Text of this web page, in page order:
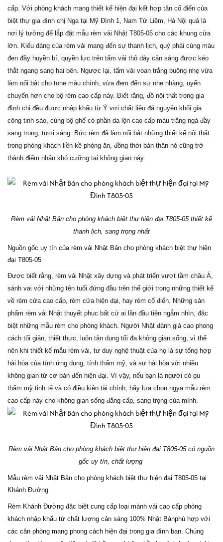
cấp. Với phòng khách mang thiết kế hiện đại kết hợp tân cổ điển của
biệt thự gia đình chị Nga tại Mỹ Đình 1, Nam Từ Liêm, Hà Nội quả là
nơi lý tưởng để lắp đặt mẫu rèm vải Nhật T805-05 cho các khung cửa
lớn. Kiểu dáng của rèm vải mang đến sự thanh lịch, quý phái cùng màu
đen đầy huyền bí, quyền lực trên tấm vải thô dày cản sáng được kéo
thắt ngang sang hai bên.
Ngược lại, tấm vải voan trắng buông nhẹ vừa
làm nổi bật cho tone màu chính, vừa đem đến sự nhẹ nhàng, uyển
chuyển hơn cho bộ rèm cao cấp này. Biết rằng, đồ nội thất trong gia
đình chị đều được nhập khẩu từ Ý vơi chất liệu đá nguyên khối gia
công tinh sảo, cùng bộ ghế có phần da lộn cao cấp màu trắng ngà đầy
sang trọng, tươi sáng. Bức rèm đã làm nổi bật những thiết kế nội thất
trong phòng khách liền kề phòng ăn, đồng thời bản thân nó cũng trở
thành điểm nhấn khó cưỡng tại không gian này.
Rèm vải Nhật Bản cho phòng khách biệt thự hiện đại T805-05 thiết kế
thanh lịch, sang trọng nhất
Nguồn gốc uy tín của rèm vải Nhật Bản cho phòng khách biệt thự hiện
đại T805-05
Được biết rằng, rèm vải Nhật xây dựng và phát triển vượt tầm châu Á,
sánh vai với những tên tuổi đứng đầu trên thế giới trong những thiết kế
về rèm cửa cao cấp, rèm cửa hiện đại, hay rèm cổ điển. Những sản
phẩm rèm vải Nhật thuyết phục bất cứ ai lần đầu tiên ngắm nhìn, đặc
biệt những mẫu rèm cho phòng khách. Người Nhật đánh giá cao phong
cách tối giản, thiết thực, luôn tận dụng tối đa không gian sống, vì thế
nên khi thiết kế mẫu rèm vải, tư duy nghệ thuật của họ là sự tổng hợp
hài hòa của tính ứng dụng, tính thẩm mỹ, và sự hài hòa với nhiều
không gian từ cơ bản đến hiện đại. Vì vậy, nếu bạn là người có gu
thẩm mỹ tinh tế và có điều kiện tài chính, hãy lựa chọn ngya mẫu rèm
cao cấp này cho không gian sống đẳng cấp, sang trọng của mình.
Rèm vải Nhật Bản cho phòng khách biệt thự hiện đại T805-05 có nguồn
gốc uy tín, chất lượng
Mẫu rèm vải Nhật Bản cho phòng khách biệt thự hiện đại T805-05 tại
Khánh Đường
Rèm Khánh Đường đặc biệt cung cấp loại mành vải cao cấp phòng
khách nhập khẩu từ chất lượng cản sáng 100% Nhật Bảnphù hợp với
các căn phòng mang phong cách hiện đại trong gia đình bạn. Chúng